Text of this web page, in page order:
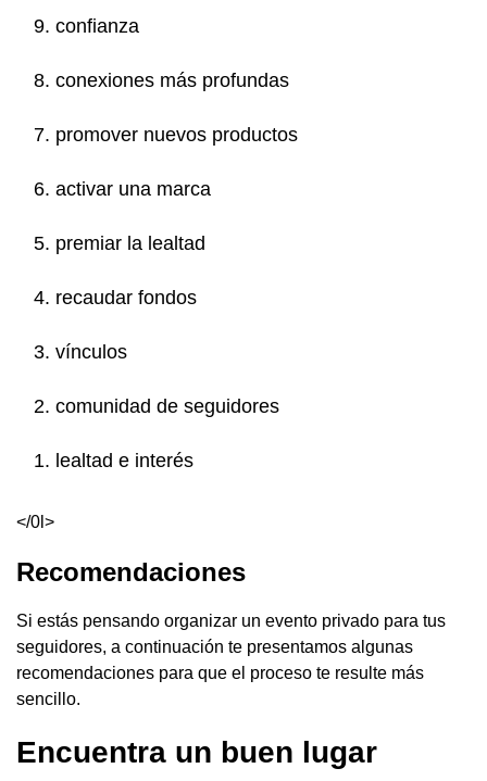
confianza
conexiones más profundas
promover nuevos productos
activar una marca
premiar la lealtad
recaudar fondos
vínculos
comunidad de seguidores
lealtad e interés
</0l>
Recomendaciones
Si estás pensando organizar un evento privado para tus
seguidores, a continuación te presentamos algunas
recomendaciones para que el proceso te resulte más
sencillo.
Encuentra un buen lugar